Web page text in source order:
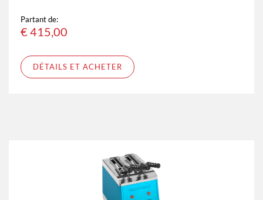
Partant de:
€ 415,00
DÉTAILS ET ACHETER